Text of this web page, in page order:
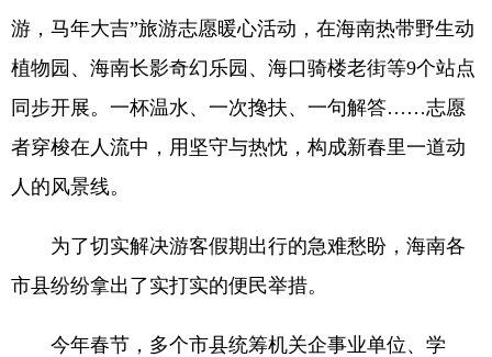
游，马年大吉”旅游志愿暖心活动，在海南热带野生动
植物园、海南长影奇幻乐园、海口骑楼老街等9个站点
同步开展。一杯温水、一次搀扶、一句解答……志愿
者穿梭在人流中，用坚守与热忱，构成新春里一道动
人的风景线。
为了切实解决游客假期出行的急难愁盼，海南各
市县纷纷拿出了实打实的便民举措。
今年春节，多个市县统筹机关企事业单位、学